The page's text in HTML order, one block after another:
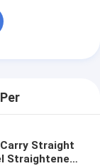
Straight
Straightener